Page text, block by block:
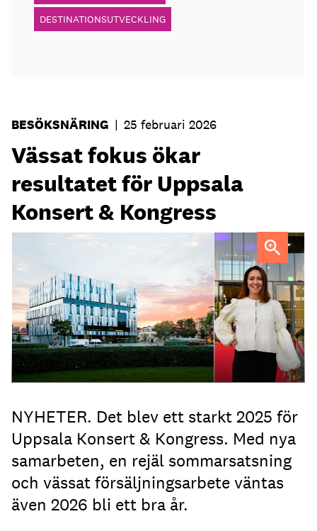
DESTINATIONSUTVECKLING
BESÖKSNÄRING | 25 februari 2026
Vässat fokus ökar
resultatet för Uppsala
Konsert & Kongress
Sara Asplund, marknads- och försäljningschef sedan
januari 2025.
Foto: Jason Strong, Magnus Hörberg
NYHETER. Det blev ett starkt 2025 för
Uppsala Konsert & Kongress. Med nya
samarbeten, en rejäl sommarsatsning
och vässat försäljningsarbete väntas
även 2026 bli ett bra år.